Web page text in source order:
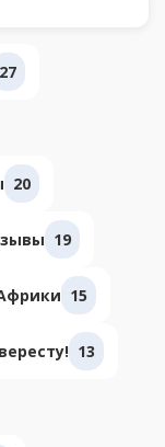
27
20
19
15
13